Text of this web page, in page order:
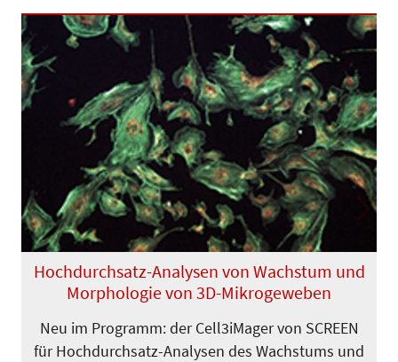
Hochdurchsatz-Analysen von Wachstum und
Morphologie von 3D-Mikrogeweben
Neu im Programm: der Cell3iMager von SCREEN
für Hochdurchsatz-Analysen des Wachstums und
Previous Next